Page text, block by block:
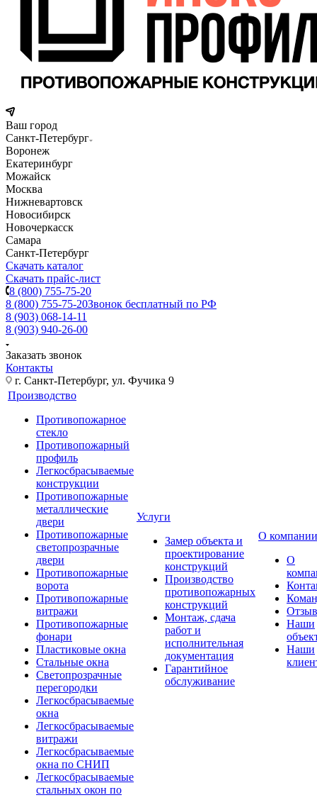
Ваш город
Санкт-Петербург
Воронеж
Екатеринбург
Можайск
Москва
Нижневартовск
Новосибирск
Новочеркасск
Самара
Санкт-Петербург
Скачать каталог
Скачать прайс-лист
8 (800) 755-75-20
8 (800) 755-75-20Звонок бесплатный по РФ
8 (903) 068-14-11
8 (903) 940-26-00
Заказать звонок
Контакты
г. Санкт-Петербург, ул. Фучика 9
Производство
Противопожарное
стекло
Противопожарный
профиль
Легкосбрасываемые
конструкции
Противопожарные
металлические
двери
Противопожарные
светопрозрачные
двери
Противопожарные
ворота
Противопожарные
витражи
Противопожарные
фонари
Пластиковые окна
Стальные окна
Светопрозрачные
перегородки
Легкосбрасываемые
окна
Легкосбрасываемые
витражи
Легкосбрасываемые
окна по СНИП
Легкосбрасываемые
стальных окон по
Услуги
Замер объекта и
проектирование
конструкций
Производство
противопожарных
конструкций
Монтаж, сдача
работ и
исполнительная
документация
Гарантийное
обслуживание
О компании
О
Наши
Наши